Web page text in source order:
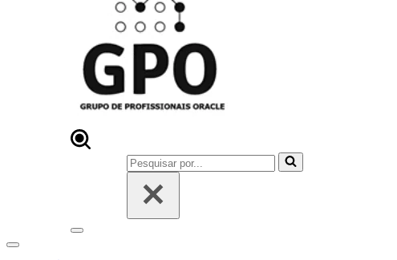
Pesquisar
por...
Menu
Menu